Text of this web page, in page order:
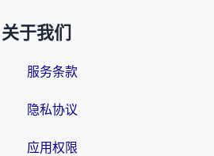
关于我们
服务条款
隐私协议
应用权限